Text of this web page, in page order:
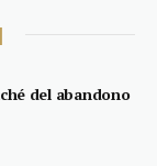
del abandono